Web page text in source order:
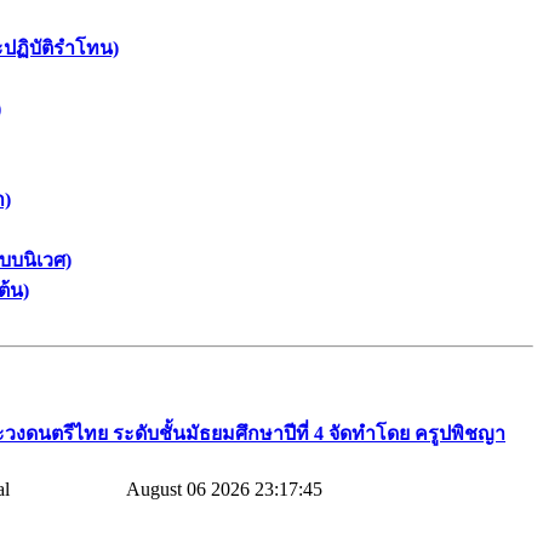
ฏิบัติรำโทน)
)
บนิเวศ)
น)
วงดนตรีไทย​ ระดับชั้นมัธยมศึกษาปีที่​ 4​ จัดทำโดย​ ครูปพิชญา​
August 06 2026 23:17:45